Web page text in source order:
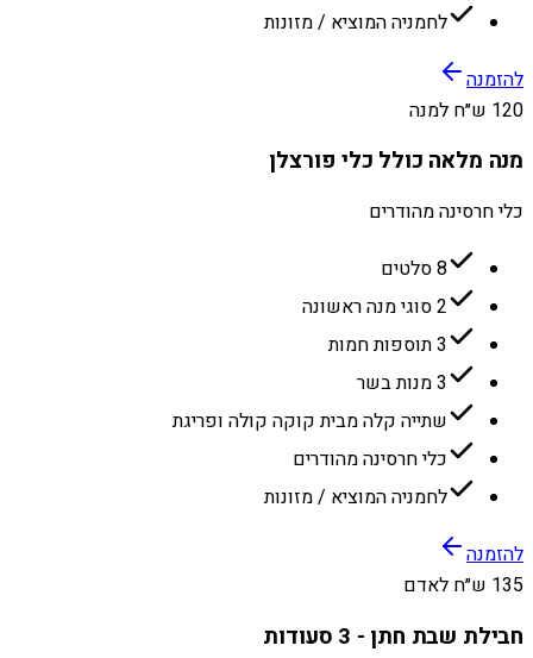
לחמניה המוציא / מזונות
להזמנה
120 ש״ח למנה
מנה מלאה כולל כלי פורצלן
כלי חרסינה מהודרים
8 סלטים
2 סוגי מנה ראשונה
3 תוספות חמות
3 מנות בשר
שתייה קלה מבית קוקה קולה ופריגת
כלי חרסינה מהודרים
לחמניה המוציא / מזונות
להזמנה
135 ש״ח לאדם
חבילת שבת חתן - 3 סעודות